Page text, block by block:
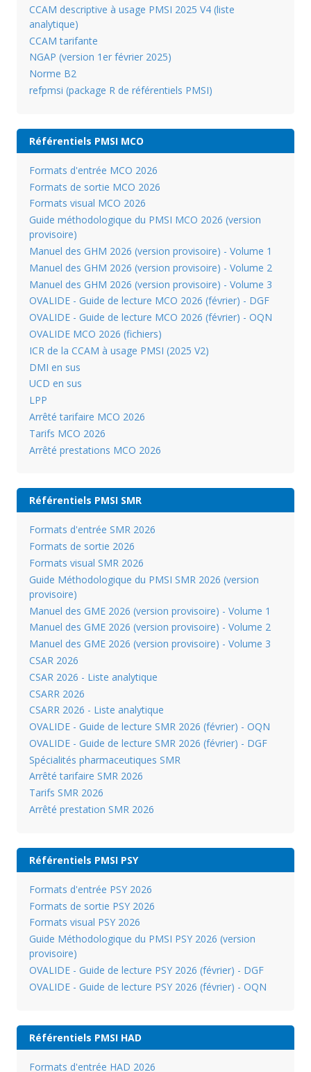
CCAM descriptive à usage PMSI 2025 V4 (liste
analytique)
CCAM tarifante
NGAP (version 1er février 2025)
Norme B2
refpmsi (package R de référentiels PMSI)
Référentiels PMSI MCO
Formats d'entrée MCO 2026
Formats de sortie MCO 2026
Formats visual MCO 2026
Guide méthodologique du PMSI MCO 2026 (version
provisoire)
Manuel des GHM 2026 (version provisoire) - Volume 1
Manuel des GHM 2026 (version provisoire) - Volume 2
Manuel des GHM 2026 (version provisoire) - Volume 3
OVALIDE - Guide de lecture MCO 2026 (février) - DGF
OVALIDE - Guide de lecture MCO 2026 (février) - OQN
OVALIDE MCO 2026 (fichiers)
ICR de la CCAM à usage PMSI (2025 V2)
DMI en sus
UCD en sus
LPP
Arrêté tarifaire MCO 2026
Tarifs MCO 2026
Arrêté prestations MCO 2026
Référentiels PMSI SMR
Formats d'entrée SMR 2026
Formats de sortie 2026
Formats visual SMR 2026
Guide Méthodologique du PMSI SMR 2026 (version
provisoire)
Manuel des GME 2026 (version provisoire) - Volume 1
Manuel des GME 2026 (version provisoire) - Volume 2
Manuel des GME 2026 (version provisoire) - Volume 3
CSAR 2026
CSAR 2026 - Liste analytique
CSARR 2026
CSARR 2026 - Liste analytique
OVALIDE - Guide de lecture SMR 2026 (février) - OQN
OVALIDE - Guide de lecture SMR 2026 (février) - DGF
Spécialités pharmaceutiques SMR
Arrêté tarifaire SMR 2026
Tarifs SMR 2026
Arrêté prestation SMR 2026
Référentiels PMSI PSY
Formats d'entrée PSY 2026
Formats de sortie PSY 2026
Formats visual PSY 2026
Guide Méthodologique du PMSI PSY 2026 (version
provisoire)
OVALIDE - Guide de lecture PSY 2026 (février) - DGF
OVALIDE - Guide de lecture PSY 2026 (février) - OQN
Référentiels PMSI HAD
Formats d'entrée HAD 2026